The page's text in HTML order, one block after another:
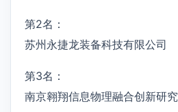
第2名：
苏州永捷龙装备科技有限公司
第3名：
南京翱翔信息物理融合创新研